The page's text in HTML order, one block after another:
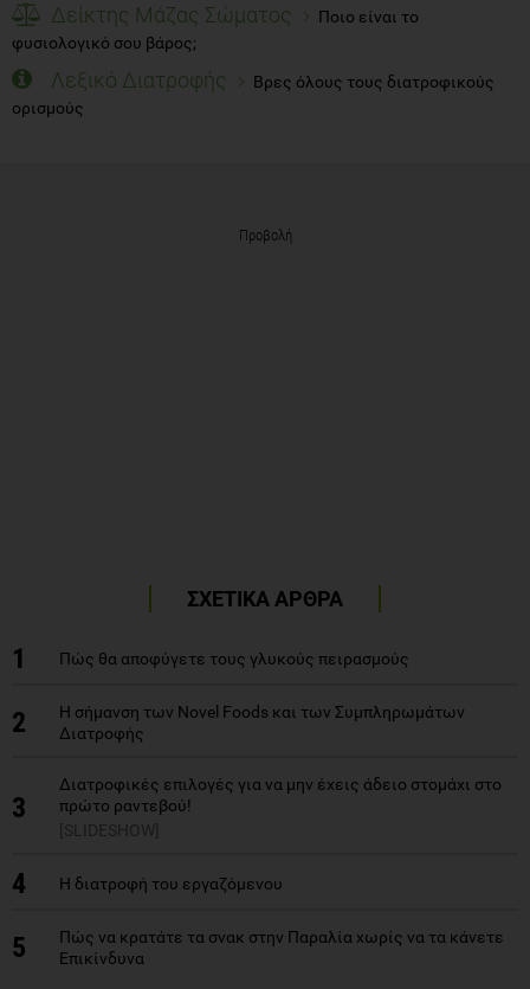
Δείκτης Μάζας Σώματος
Ποιο είναι το
φυσιολογικό σου βάρος;
Λεξικό Διατροφής
Βρες όλους τους διατροφικούς
ορισμούς
Προβολή
ΣΧΕΤΙΚΑ ΑΡΘΡΑ
1 Πώς θα αποφύγετε τους γλυκούς πειρασμούς
2
Η σήμανση των Novel Foods και των Συμπληρωμάτων
Διατροφής
3
Διατροφικές επιλογές για να μην έχεις άδειο στομάχι στο
πρώτο ραντεβού!
[SLIDESHOW]
4 Η διατροφή του εργαζόμενου
5
Πώς να κρατάτε τα σνακ στην Παραλία χωρίς να τα κάνετε
Επικίνδυνα